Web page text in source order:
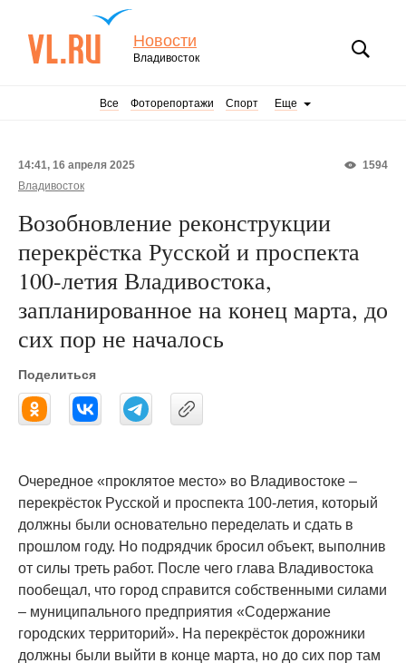
Новости
Владивосток
Все Фоторепортажи Спорт Еще
1594
14:41, 16 апреля 2025
Владивосток
Возобновление реконструкции
перекрёстка Русской и проспекта
100-летия Владивостока,
запланированное на конец марта, до
сих пор не началось
Поделиться
Очередное «проклятое место» во Владивостоке –
перекрёсток Русской и проспекта 100-летия, который
должны были основательно переделать и сдать в
прошлом году. Но подрядчик бросил объект, выполнив
от силы треть работ. После чего глава Владивостока
пообещал, что город справится собственными силами
– муниципального предприятия «Содержание
городских территорий». На перекрёсток дорожники
должны были выйти в конце марта, но до сих пор там